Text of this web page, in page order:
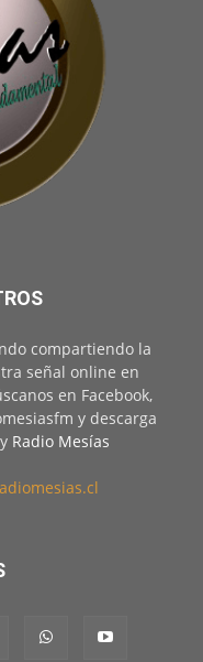
compartiendo la
señal online en
en Facebook,
y descarga
Radio Mesías